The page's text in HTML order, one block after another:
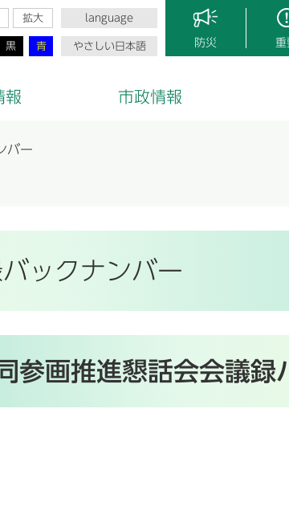
拡大
黒 青
language
やさしい日本語 防災 重
報 市政情報
バー
ックナンバー
参画推進懇話会会議録